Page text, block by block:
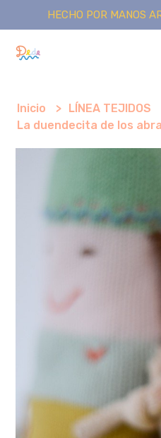
HECHO POR MANOS
Inicio LÍNEA TEJIDOS
La duendecita de los